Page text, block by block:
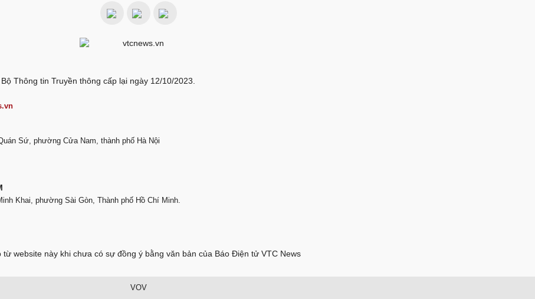
Thông tin Truyền thông cấp lại ngày 12/10/2023.
Sứ, phường Cửa Nam, thành phố Hà Nội
Khai, phường Sài Gòn, Thành phố Hồ Chí Minh.
website này khi chưa có sự đồng ý bằng văn bản của Báo Điện tử VTC News
VOV